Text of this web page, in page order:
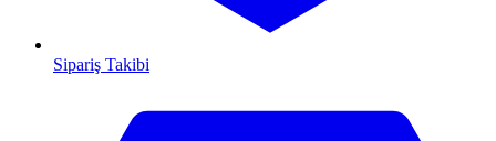
Sipariş Takibi